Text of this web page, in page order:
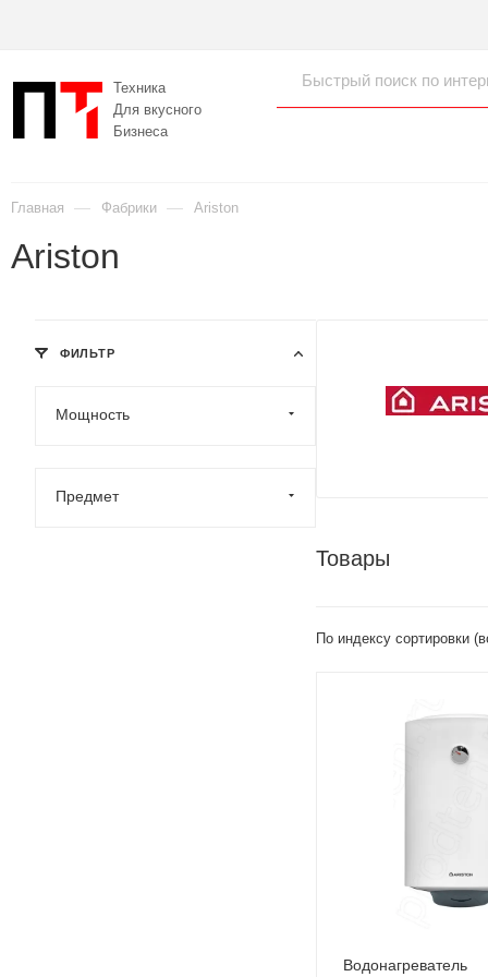
Техника
Для вкусного
Бизнеса
Главная — Фабрики — Ariston
Ariston
Товары
По индексу сортировки
Водонагреватель
ФИЛЬТР
Мощность
Предмет